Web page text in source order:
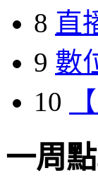
8 直
9 數
10
一周